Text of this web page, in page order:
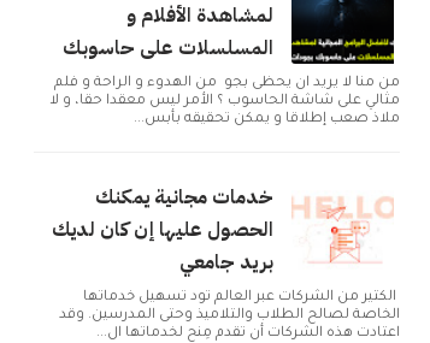
لمشاهدة الأفلام و
المسلسلات على حاسوبك
من منا لا يريد ان يحظى بجو من الهدوء و الراحة و فلم
مثالي على شاشة الحاسوب ؟ الأمر ليس معقدا حقا، و لا
ملاذ صعب إطلاقا و يمكن تحقيقه بأبس...
خدمات مجانية يمكنك
الحصول عليها إن كان لديك
بريد جامعي
الكثير من الشركات عبر العالم تود تسهيل خدماتها
الخاصة لصالح الطلاب والتلاميذ وحتى المدرسين. وقد
اعتادت هذه الشركات أن تقدم مِنح لخدماتها ال...